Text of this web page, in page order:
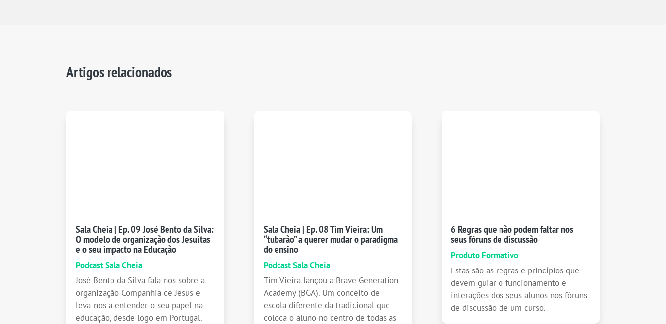
Artigos relacionados
Sala Cheia | Ep. 09 José Bento da Silva:
O modelo de organização dos Jesuítas
e o seu impacto na Educação
Podcast Sala Cheia
José Bento da Silva fala-nos sobre a
organização Companhia de Jesus e
leva-nos a entender o seu papel na
educação, desde logo em Portugal.
Sala Cheia | Ep. 08 Tim Vieira: Um
“tubarão” a querer mudar o paradigma
do ensino
Podcast Sala Cheia
Tim Vieira lançou a Brave Generation
Academy (BGA). Um conceito de
escola diferente da tradicional que
coloca o aluno no centro de todas as
6 Regras que não podem faltar nos
seus fóruns de discussão
Produto Formativo
Estas são as regras e princípios que
devem guiar o funcionamento e
interações dos seus alunos nos fóruns
de discussão de um curso.